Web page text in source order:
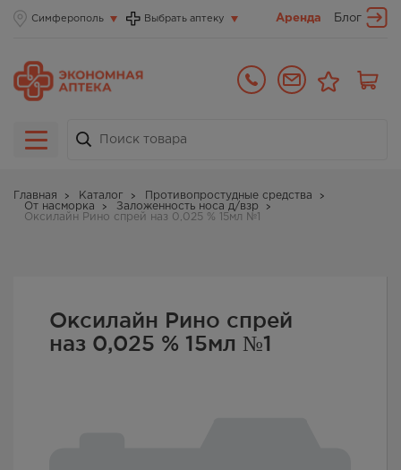
Симферополь Выбрать аптеку Аренда Блог
Главная Каталог
Противопростудные средства
От насморка
Заложенность носа д/взр
Оксилайн Рино спрей наз 0,025 % 15мл №1
Оксилайн Рино спрей
наз 0,025 % 15мл №1